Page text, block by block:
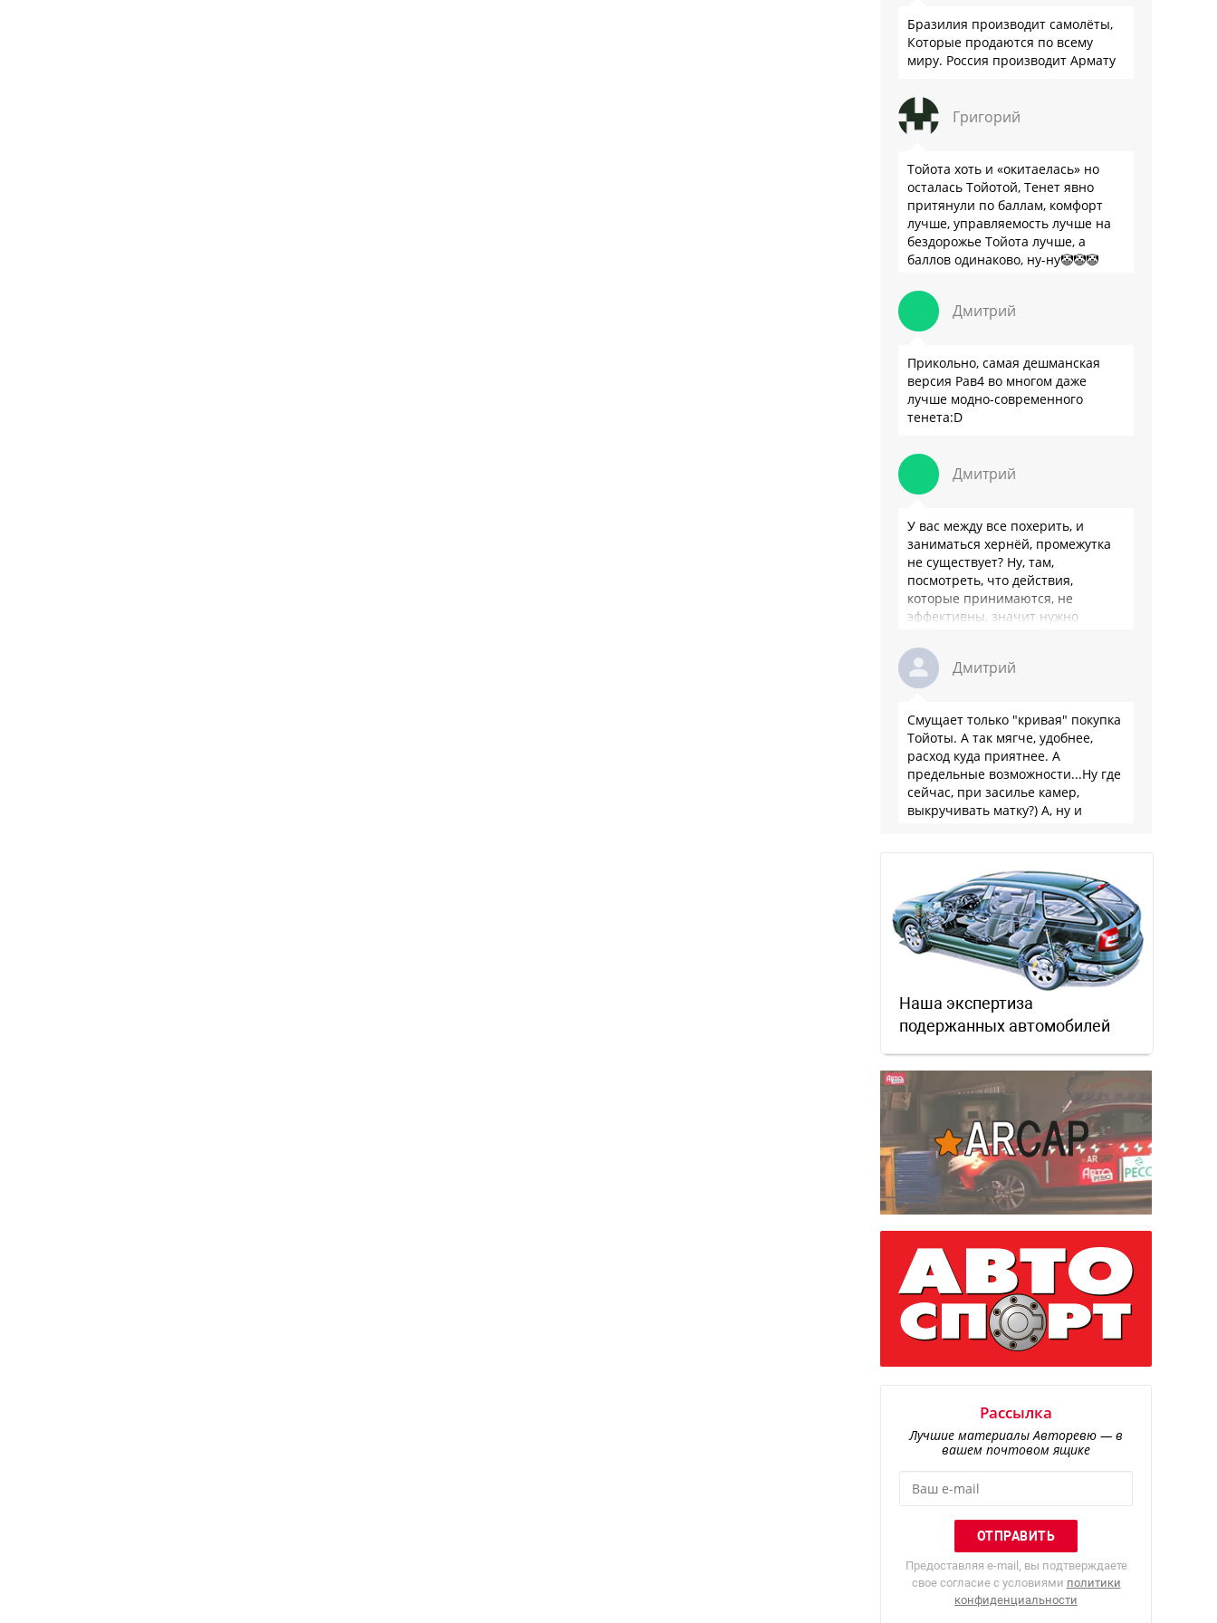
Бразилия производит самолёты,
Которые продаются по всему
миру. Россия производит Армату
Григорий
Тойота хоть и «окитаелась» но
осталась Тойотой, Тенет явно
притянули по баллам, комфорт
лучше, управляемость лучше на
бездорожье Тойота лучше, а
баллов одинаково, ну-ну🤡🤡🤡
Дмитрий
Прикольно, самая дешманская
версия Рав4 во многом даже
лучше модно-современного
тенета:D
Дмитрий
У вас между все похерить, и
заниматься хернёй, промежутка
не существует? Ну, там,
посмотреть, что действия,
которые принимаются, не
эффективны, значит нужно
Или только две крайности? Хватит
…
Дмитрий
Смущает только "кривая" покупка
Тойоты. А так мягче, удобнее,
расход куда приятнее. А
предельные возможности...Ну где
сейчас, при засилье камер,
выкручивать матку?) А, ну и
Наша экспертиза
подержанных автомобилей
Рассылка
Лучшие материалы Авторевю — в
вашем почтовом ящике
Предоставляя e-mail, вы подтверждаете
свое согласие с условиями политики
конфиденциальности